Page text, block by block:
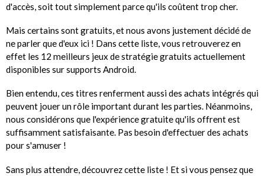
d'accès, soit tout simplement parce qu'ils coûtent trop cher.
Mais certains sont gratuits, et nous avons justement décidé de
ne parler que d'eux ici ! Dans cette liste, vous retrouverez en
effet les 12 meilleurs jeux de stratégie gratuits actuellement
disponibles sur supports Android.
Bien entendu, ces titres renferment aussi des achats intégrés qui
peuvent jouer un rôle important durant les parties. Néanmoins,
nous considérons que l'expérience gratuite qu'ils offrent est
suffisamment satisfaisante. Pas besoin d'effectuer des achats
pour s'amuser !
Sans plus attendre, découvrez cette liste ! Et si vous pensez que